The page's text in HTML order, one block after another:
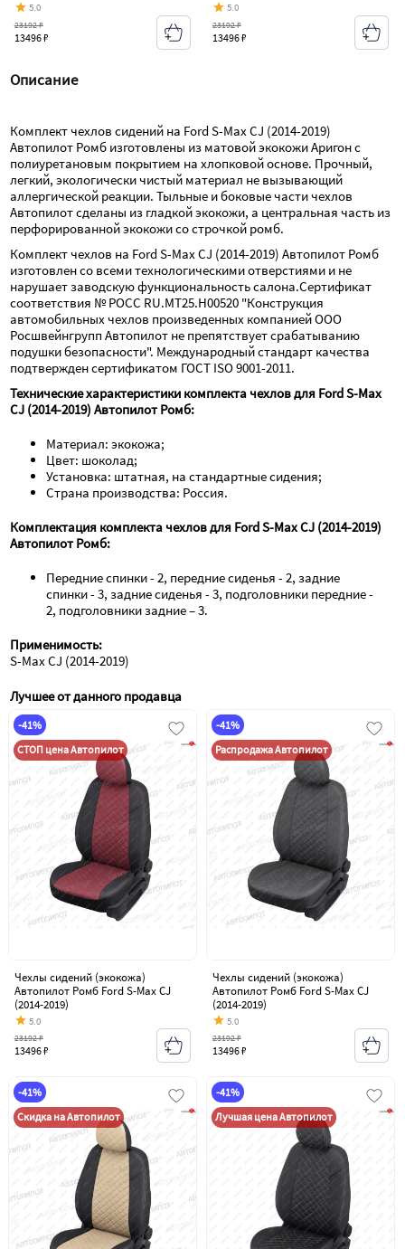
5.0
13496 ₽
23192 ₽
5.0
13496 ₽
23192 ₽
Описание
Комплект чехлов сидений на Ford S-Max CJ (2014-2019)
Автопилот Ромб изготовлены из матовой экокожи Аригон с
полиуретановым покрытием на хлопковой основе. Прочный,
легкий, экологически чистый материал не вызывающий
аллергической реакции. Тыльные и боковые части чехлов
Автопилот сделаны из гладкой экокожи, а центральная часть из
перфорированной экокожи со строчкой ромб.
Комплект чехлов на Ford S-Max CJ (2014-2019) Автопилот Ромб
изготовлен со всеми технологическими отверстиями и не
нарушает заводскую функциональность салона.Сертификат
соответствия № РОСС RU.МТ25.Н00520 "Конструкция
автомобильных чехлов произведенных компанией ООО
Росшвейнгрупп Автопилот не препятствует срабатыванию
подушки безопасности". Международный стандарт качества
подтвержден сертификатом ГОСТ ISO 9001-2011.
Технические характеристики комплекта чехлов для Ford S-Max
CJ (2014-2019) Автопилот Ромб:
Материал: экокожа;
Цвет: шоколад;
Установка: штатная, на стандартные сидения;
Страна производства: Россия.
Комплектация комплекта чехлов для Ford S-Max CJ (2014-2019)
Автопилот Ромб:
Передние спинки - 2, передние сиденья - 2, задние
спинки - 3, задние сиденья - 3, подголовники передние -
2, подголовники задние – 3.
Применимость:
S-Max CJ (2014-2019)
Лучшее от данного продавца
-41%
СТОП цена Автопилот
Чехлы сидений (экокожа)
Автопилот Ромб Ford S-Max CJ
(2014-2019)
5.0
13496 ₽
23192 ₽
-41%
Распродажа Автопилот
Чехлы сидений (экокожа)
Автопилот Ромб Ford S-Max CJ
(2014-2019)
5.0
13496 ₽
23192 ₽
-41%
Скидка на Автопилот
-41%
Лучшая цена Автопилот